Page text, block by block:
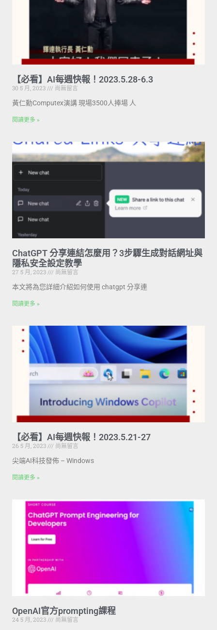
【必看】AI每週快報！2023.5.28-6.3
30 5 月, 2023
尚無留言
黃仁勳Computex演講 現場3500人捧場 人
閱讀更多 »
ChatGPT 分享連結怎麼用？3步驟生成對話網址與
隱私安全設定教學
27 5 月, 2023
尚無留言
本文將為您詳細介紹如何使用 chatgpt 分享連
閱讀更多 »
【必看】AI每週快報！2023.5.21-27
26 5 月, 2023
尚無留言
尖端AI科技發佈 – Windows
閱讀更多 »
OpenAI官方prompting課程
24 5 月, 2023
尚無留言